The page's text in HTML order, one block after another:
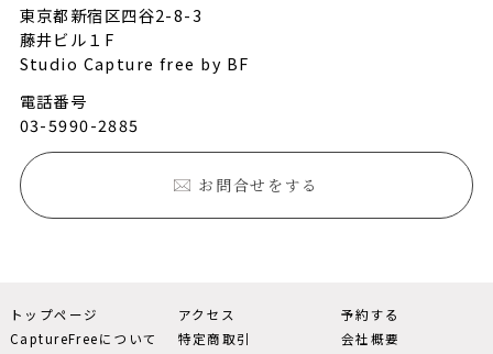
東京都新宿区四谷2-8-3
藤井ビル１F
Studio Capture free by BF
電話番号
03-5990-2885
お問合せをする
トップページ
CaptureFreeについて
アクセス
特定商取引
予約する
会社概要